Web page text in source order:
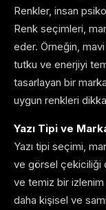
Renkler, insan
Renk seçimleri,
eder. Örneğin,
tutku ve enerjiyi
tasarlayan bir
uygun renkleri
Yazı Tipi ve
Yazı tipi seçimi,
ve görsel çekiciliği
ve temiz bir izlenim
daha kişisel ve